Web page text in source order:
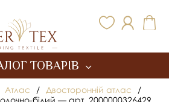
ТОВАРІВ
Атлас / Двосторонній атлас
/